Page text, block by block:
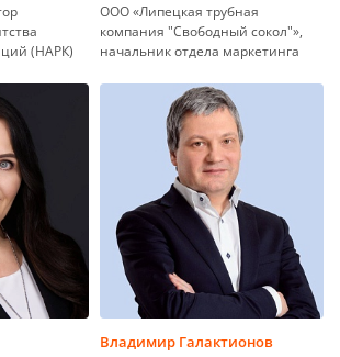
(НАРК)
ООО «Липецкая трубная
компания "Свободный сокол"»,
начальник отдела маркетинга
Владимир Галактионов